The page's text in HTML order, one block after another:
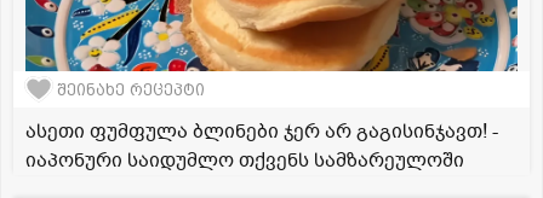
შეინახე რეცეპტი
ასეთი ფუმფულა ბლინები ჯერ არ გაგისინჯავთ! -
იაპონური საიდუმლო თქვენს სამზარეულოში